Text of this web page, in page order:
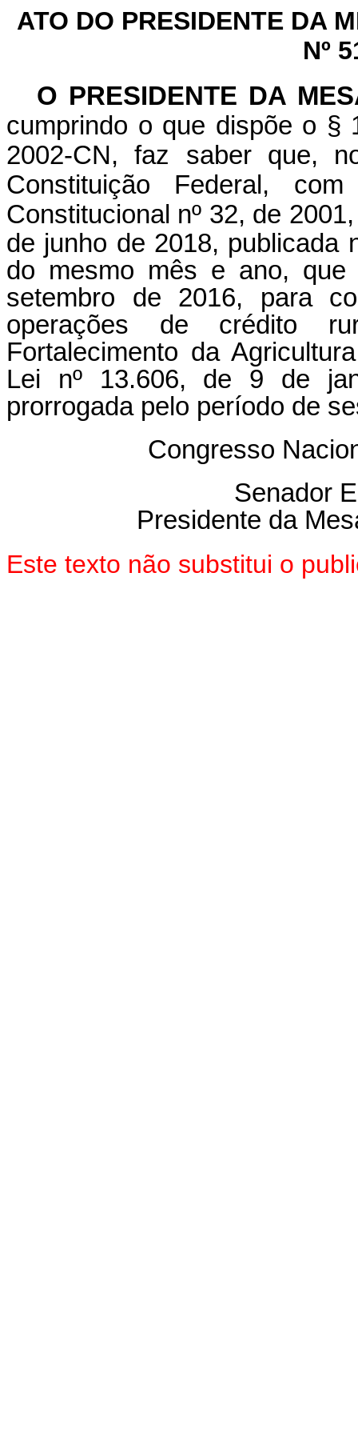
ATO DO PRESIDENTE DA
Nº
O PRESIDENTE DA
cumprindo o que dispõe o §
2002-CN, faz saber que,
Constituição Federal,
Constitucional nº 32, de
de junho de 2018, publicada
do mesmo mês e ano,
setembro de 2016, para
operações de crédito
Fortalecimento da
Lei nº 13.606, de 9 de
prorrogada pelo período de
Congresso
Senador
Presidente da
Este texto não substitui o